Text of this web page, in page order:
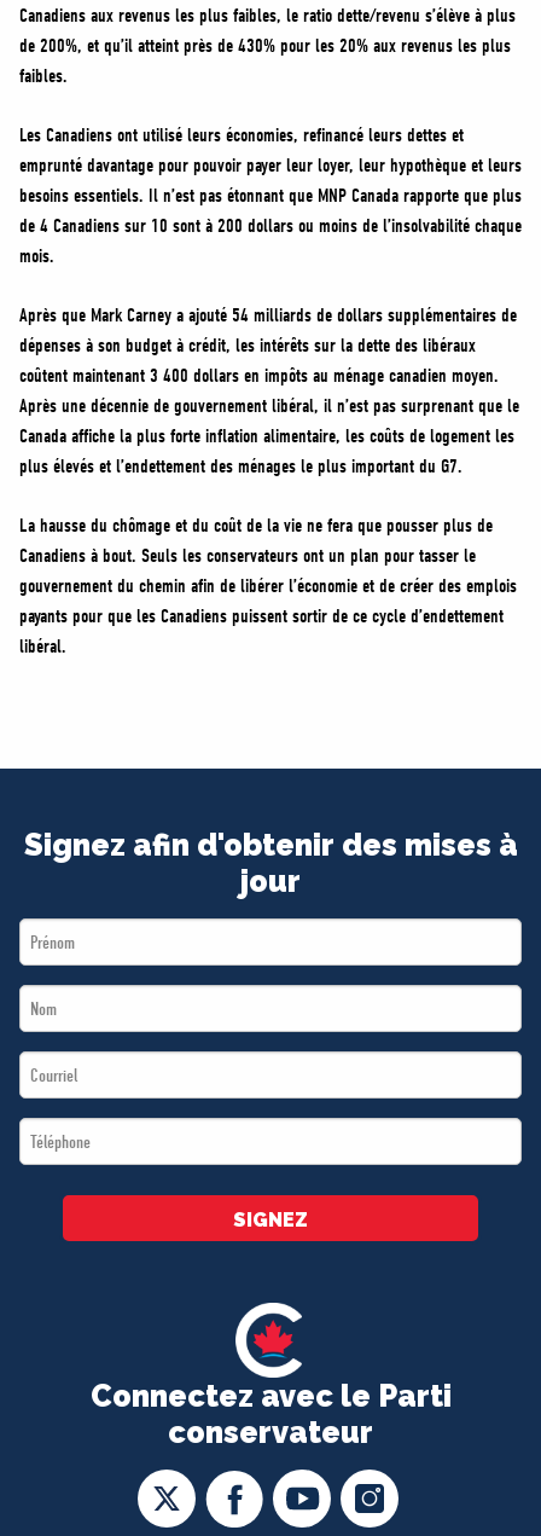
Canadiens aux revenus les plus faibles, le ratio dette/revenu s’élève à plus
de 200%, et qu’il atteint près de 430% pour les 20% aux revenus les plus
faibles.
Les Canadiens ont utilisé leurs économies, refinancé leurs dettes et
emprunté davantage pour pouvoir payer leur loyer, leur hypothèque et leurs
besoins essentiels. Il n’est pas étonnant que MNP Canada rapporte que plus
de 4 Canadiens sur 10 sont à 200 dollars ou moins de l’insolvabilité chaque
mois.
Après que Mark Carney a ajouté 54 milliards de dollars supplémentaires de
dépenses à son budget à crédit, les intérêts sur la dette des libéraux
coûtent maintenant 3 400 dollars en impôts au ménage canadien moyen.
Après une décennie de gouvernement libéral, il n’est pas surprenant que le
Canada affiche la plus forte inflation alimentaire, les coûts de logement les
plus élevés et l’endettement des ménages le plus important du G7.
La hausse du chômage et du coût de la vie ne fera que pousser plus de
Canadiens à bout. Seuls les conservateurs ont un plan pour tasser le
gouvernement du chemin afin de libérer l’économie et de créer des emplois
payants pour que les Canadiens puissent sortir de ce cycle d’endettement
libéral.
Connectez avec le Parti
conservateur
Signez afin d'obtenir des mises à
jour
First
Name
Last
Name
Email
*
Téléphone
*
SIGNEZ